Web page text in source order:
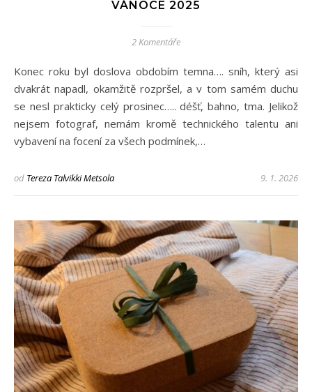
VÁNOCE 2025
2 Komentáře
Konec roku byl doslova obdobím temna…. sníh, který asi
dvakrát napadl, okamžitě rozpršel, a v tom samém duchu
se nesl prakticky celý prosinec….. déšť, bahno, tma. Jelikož
nejsem fotograf, nemám kromě technického talentu ani
vybavení na focení za všech podmínek,…
od Tereza Talvikki Metsola 9. 1. 2026